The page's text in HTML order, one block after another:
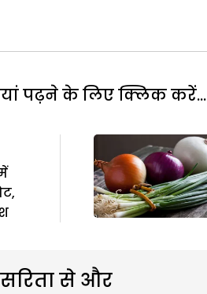
पढ़ने के लिए क्लिक करें...
सरिता से और